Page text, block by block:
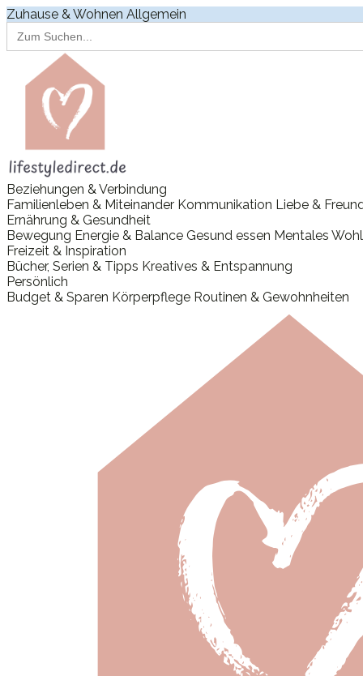
Zuhause & Wohnen Allgemein
Search
for:
Beziehungen & Verbindung
Familienleben & Miteinander Kommunikation Liebe &
Ernährung & Gesundheit
Bewegung Energie & Balance Gesund essen Mentales
Freizeit & Inspiration
Bücher, Serien & Tipps Kreatives & Entspannung
Persönlich
Budget & Sparen Körperpflege Routinen & Gewohnheiten